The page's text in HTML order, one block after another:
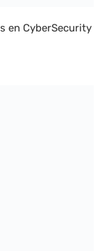
en CyberSecurity